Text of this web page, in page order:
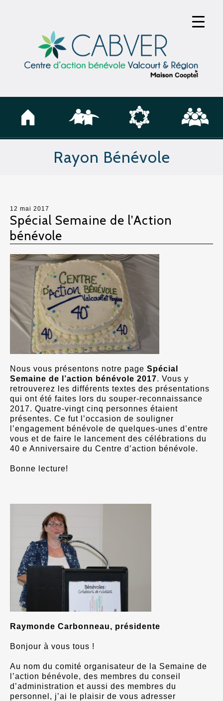
Rayon Bénévole
12 mai 2017
Spécial Semaine de l’Action
bénévole
Nous vous présentons notre page Spécial
Semaine de l’action bénévole 2017. Vous y
retrouverez les différents textes des présentations
qui ont été faites lors du souper-reconnaissance
2017. Quatre-vingt cinq personnes étaient
présentes. Ce fut l’occasion de souligner
l’engagement bénévole de quelques-unes d’entre
vous et de faire le lancement des célébrations du
40 e Anniversaire du Centre d’action bénévole.
Bonne lecture!
Raymonde Carbonneau, présidente
Bonjour à vous tous !
Au nom du comité organisateur de la Semaine de
l’action bénévole, des membres du conseil
d’administration et aussi des membres du
personnel, j’ai le plaisir de vous adresser